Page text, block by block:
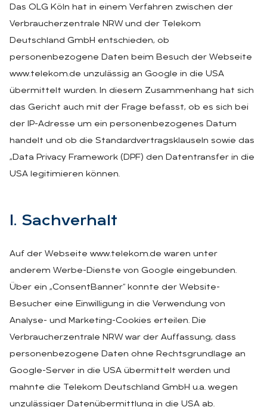
Das OLG Köln hat in einem Verfahren zwischen der
Verbraucherzentrale NRW und der Telekom
Deutschland GmbH entschieden, ob
personenbezogene Daten beim Besuch der Webseite
www.telekom.de unzulässig an Google in die USA
übermittelt wurden. In diesem Zusammenhang hat sich
das Gericht auch mit der Frage befasst, ob es sich bei
der IP-Adresse um ein personenbezogenes Datum
handelt und ob die Standardvertragsklauseln sowie das
„Data Privacy Framework (DPF) den Datentransfer in die
USA legitimieren können.
I. Sach­ver­halt
Auf der Webseite www.telekom.de waren unter
anderem Werbe-Dienste von Google eingebunden.
Über ein „ConsentBanner“ konnte der Website-
Besucher eine Einwilligung in die Verwendung von
Analyse- und Marketing-Cookies erteilen. Die
Verbraucherzentrale NRW war der Auffassung, dass
personenbezogene Daten ohne Rechtsgrundlage an
Google-Server in die USA übermittelt werden und
mahnte die Telekom Deutschland GmbH u.a. wegen
unzulässiger Datenübermittlung in die USA ab.